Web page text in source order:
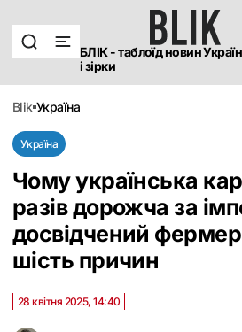
БЛІК - таблоїд новин
і зірки
blik україна
Україна
Чому українська
разів дорожча за
досвідчений
шість причин
28 квітня 2025, 14:40